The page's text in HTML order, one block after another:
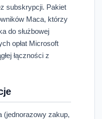
subskrypcji. Pakiet
Maca, którzy
do służbowej
opłat Microsoft
łączności z
(jednorazowy zakup,